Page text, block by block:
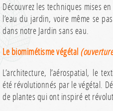
Découvrez les techniques mises
l’eau du jardin, voire même se
dans notre Jardin sans eau.
Le biomimétisme végétal
L’architecture, l’aérospatial, le
été révolutionnés par le végétal.
de plantes qui ont inspiré et